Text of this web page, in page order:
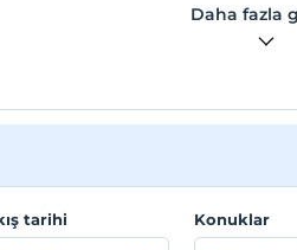
Daha fazla
tarihi Konuklar